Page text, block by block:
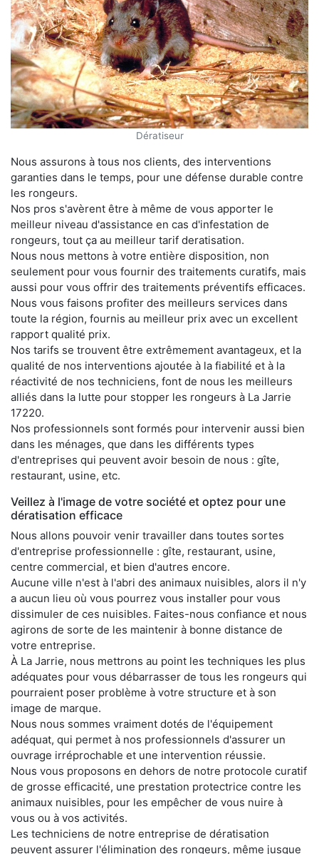
Dératiseur
Nous assurons à tous nos clients, des interventions
garanties dans le temps, pour une défense durable contre
les rongeurs.
Nos pros s'avèrent être à même de vous apporter le
meilleur niveau d'assistance en cas d'infestation de
rongeurs, tout ça au meilleur tarif deratisation.
Nous nous mettons à votre entière disposition, non
seulement pour vous fournir des traitements curatifs, mais
aussi pour vous offrir des traitements préventifs efficaces.
Nous vous faisons profiter des meilleurs services dans
toute la région, fournis au meilleur prix avec un excellent
rapport qualité prix.
Nos tarifs se trouvent être extrêmement avantageux, et la
qualité de nos interventions ajoutée à la fiabilité et à la
réactivité de nos techniciens, font de nous les meilleurs
alliés dans la lutte pour stopper les rongeurs à La Jarrie
17220.
Nos professionnels sont formés pour intervenir aussi bien
dans les ménages, que dans les différents types
d'entreprises qui peuvent avoir besoin de nous : gîte,
restaurant, usine, etc.
Veillez à l'image de votre société et optez pour une
dératisation efficace
Nous allons pouvoir venir travailler dans toutes sortes
d'entreprise professionnelle : gîte, restaurant, usine,
centre commercial, et bien d'autres encore.
Aucune ville n'est à l'abri des animaux nuisibles, alors il n'y
a aucun lieu où vous pourrez vous installer pour vous
dissimuler de ces nuisibles. Faites-nous confiance et nous
agirons de sorte de les maintenir à bonne distance de
votre entreprise.
À La Jarrie, nous mettrons au point les techniques les plus
adéquates pour vous débarrasser de tous les rongeurs qui
pourraient poser problème à votre structure et à son
image de marque.
Nous nous sommes vraiment dotés de l'équipement
adéquat, qui permet à nos professionnels d'assurer un
ouvrage irréprochable et une intervention réussie.
Nous vous proposons en dehors de notre protocole curatif
de grosse efficacité, une prestation protectrice contre les
animaux nuisibles, pour les empêcher de vous nuire à
vous ou à vos activités.
Les techniciens de notre entreprise de dératisation
peuvent assurer l'élimination des rongeurs, même jusque